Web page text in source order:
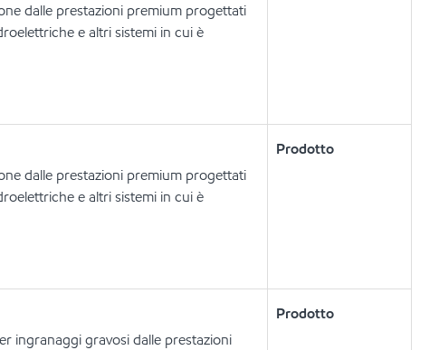
dalle prestazioni premium progettati
e altri sistemi in cui è
dalle prestazioni premium progettati
e altri sistemi in cui è
Prodotto
ingranaggi gravosi dalle prestazioni
Prodotto